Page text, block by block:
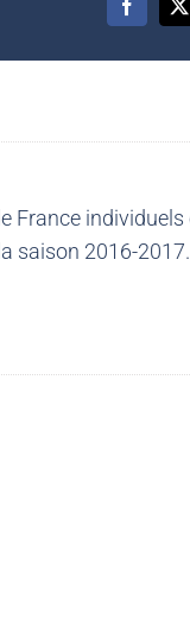
Facebook
X
France individuels
saison 2016-2017.